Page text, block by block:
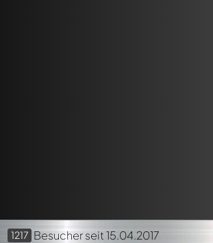
1217 Besucherseit 15.04.2017